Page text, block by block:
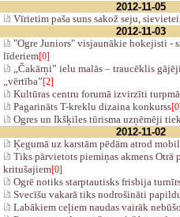
2012-11-05
Vīrietim paša suns sakož seju,
2012-11-03
"Ogre Juniors" visjaunākie hokejisti -
līderiem[0]
„Čakārņi” ielu malās – traucēklis
„vērtība”[2]
Kultūras centru forumā izvirzīti
Pagarināts T-kreklu dizaina konkurss
Ogres un Ikšķiles tūrisma uzņēmēji
2012-11-02
Ķegumā uz karstām pēdām atrod
Tiks pārvietots piemiņas akmens Otrā
kritušajiem[0]
Ogrē notiks starptautisks frisbija
Svecīšu vakarā tiks nodrošināti
Labākiem ceļiem naudas vairāk